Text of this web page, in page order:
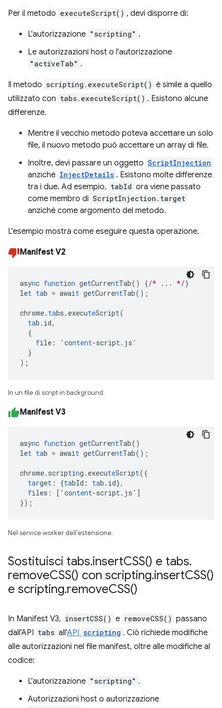
Per il metodo executeScript() , devi disporre di:
L'autorizzazione "scripting" .
Le autorizzazioni host o l'autorizzazione
"activeTab" .
Il metodo scripting.executeScript() è simile a quello
utilizzato con tabs.executeScript() . Esistono alcune
differenze.
Mentre il vecchio metodo poteva accettare un solo
file, il nuovo metodo può accettare un array di file.
Inoltre, devi passare un oggetto ScriptInjection
anziché InjectDetails . Esistono molte differenze
tra i due. Ad esempio, tabId ora viene passato
come membro di ScriptInjection.target
anziché come argomento del metodo.
L'esempio mostra come eseguire questa operazione.
Manifest V2
async function getCurrentTab() {/* ... */}
let tab = await getCurrentTab();
chrome. tabs.executeScript(
tab.id,
{
file : 'content-script.js'
}
);
In un file di script in background.
Manifest V3
async function getCurrentTab()
let tab = await getCurrentTab();
chrome.scripting.executeScript({
target : {tabId : tab.id},
files : [ 'content-script.js' ]
});
Nel service worker dell'estensione.
Sostituisci tabs.insertCSS() e tabs.
removeCSS() con scripting.insertCSS()
e scripting.removeCSS()
In Manifest V3, insertCSS() e removeCSS() passano
dall'API tabs all'API scripting . Ciò richiede modifiche
alle autorizzazioni nel file manifest, oltre alle modifiche al
codice:
L'autorizzazione "scripting" .
Autorizzazioni host o autorizzazione